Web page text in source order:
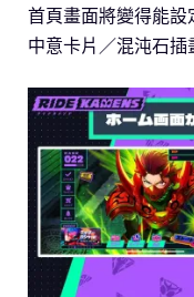
首頁畫面將變得能
中意卡片／混沌石插